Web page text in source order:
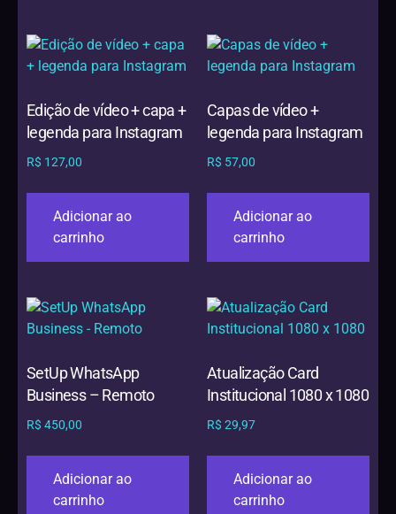
Edição de vídeo + capa +
legenda para Instagram
R$ 127,00
Adicionar ao
carrinho
Capas de vídeo +
legenda para Instagram
R$ 57,00
Adicionar ao
carrinho
SetUp WhatsApp
Business – Remoto
R$ 450,00
Adicionar ao
carrinho
Atualização Card
Institucional 1080 x 1080
R$ 29,97
Adicionar ao
carrinho